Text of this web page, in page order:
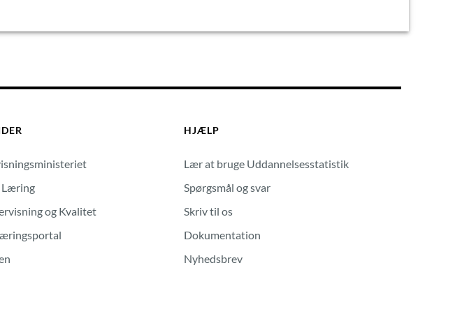
Læring
og Kvalitet
HJÆLP
Lær at bruge Uddannelsesstatistik
Spørgsmål og svar
Skriv til os
Dokumentation
Nyhedsbrev